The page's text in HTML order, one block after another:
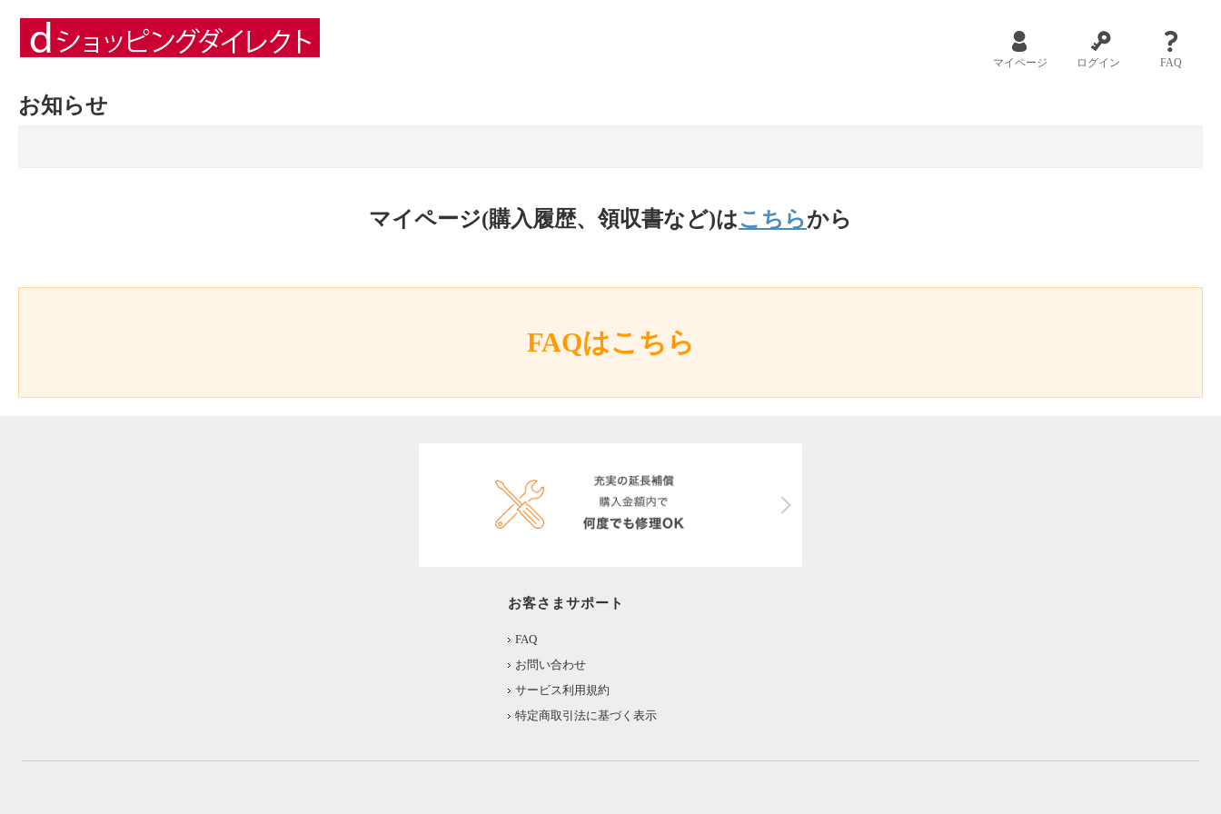
マイページ ログイン FAQ
お知らせ
マイページ(購入履歴、領収書など)はこちらから
FAQはこちら
お客さまサポート
FAQ
お問い合わせ
サービス利用規約
特定商取引法に基づく表示